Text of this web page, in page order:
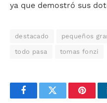
ya que demostró sus
destacado pequeños
todo pasa tomas fonzi
FacebookTwitter